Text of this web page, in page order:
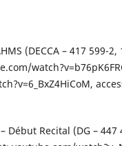
(DECCA – 417 599-
Début Recital (DG – 447